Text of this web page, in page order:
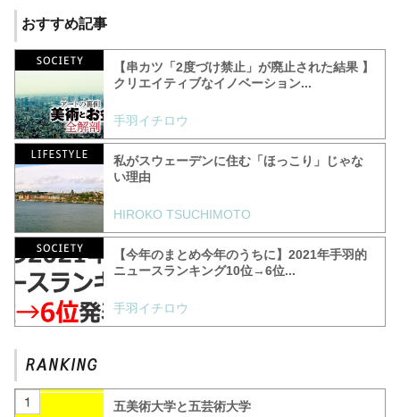
おすすめ記事
【串カツ「2度づけ禁止」が廃止された結果 】
クリエイティブなイノベーション...
手羽イチロウ
私がスウェーデンに住む「ほっこり」じゃな
い理由
HIROKO TSUCHIMOTO
【今年のまとめ今年のうちに】2021年手羽的
ニュースランキング10位→6位...
手羽イチロウ
五美術大学と五芸術大学